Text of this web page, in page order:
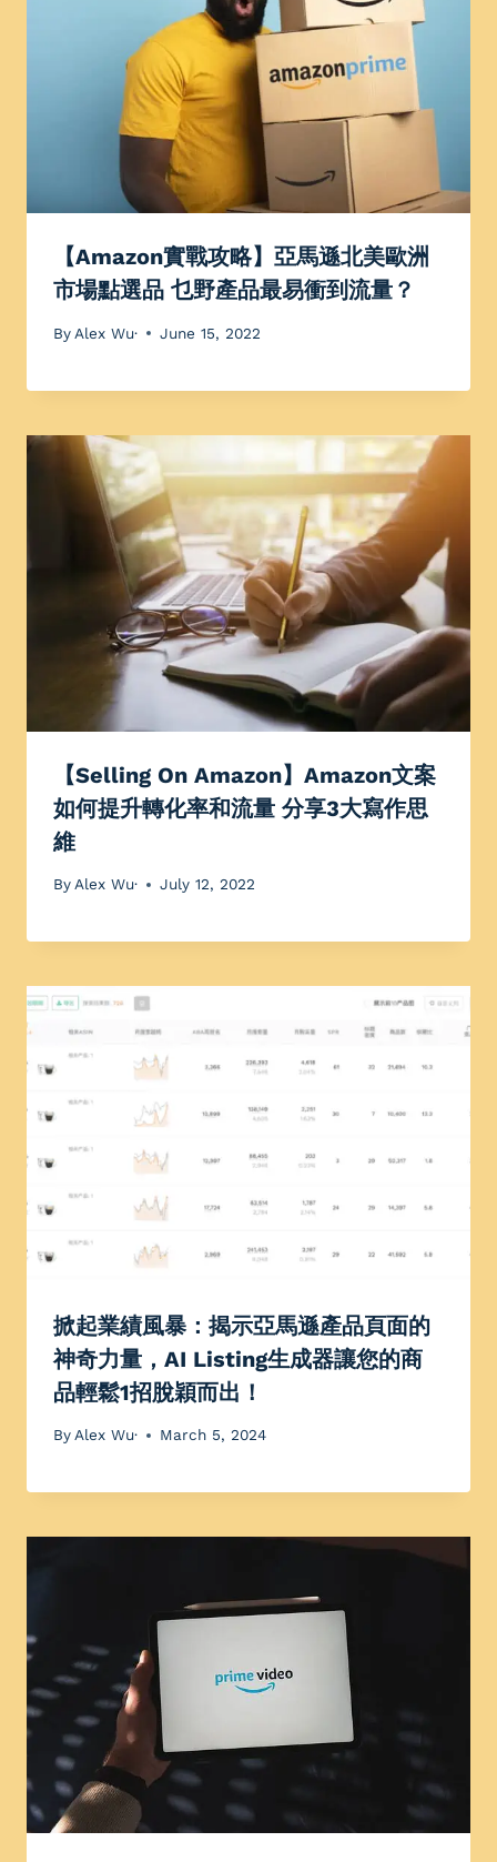
【Amazon實戰攻略】亞馬遜北美歐洲
市場點選品 乜野產品最易衝到流量？
By Alex Wu· June 15, 2022
【Selling On Amazon】Amazon文案
如何提升轉化率和流量 分享3大寫作思
維
By Alex Wu· July 12, 2022
掀起業績風暴：揭示亞馬遜產品頁面的
神奇力量，AI Listing生成器讓您的商
品輕鬆1招脫穎而出！
ByAlex Wu· March 5, 2024